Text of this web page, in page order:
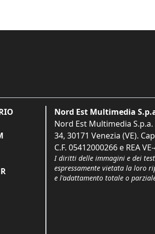
Nord Est Multimedia
Nord Est Multimedia
34, 30171 Venezia (VE).
C.F. 05412000266 e REA
I diritti delle immagini e dei
espressamente vietata la loro
e l'adattamento totale o